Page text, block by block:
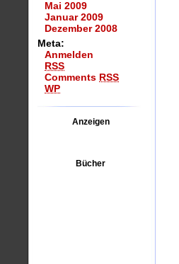
Mai 2009
Januar 2009
Dezember 2008
Meta:
Anmelden
RSS
Comments RSS
WP
Anzeigen
Bücher